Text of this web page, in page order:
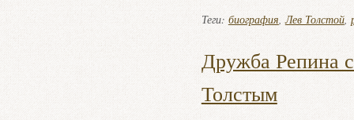
Теги: биография,Лев Толстой,
Дружба Репина
Толстым